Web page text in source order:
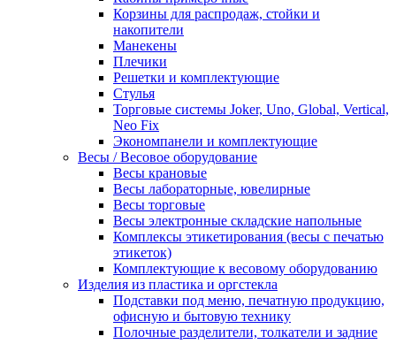
Корзины для распродаж, стойки и
накопители
Манекены
Плечики
Решетки и комплектующие
Стулья
Торговые системы Joker, Uno, Global, Vertical,
Neo Fix
Экономпанели и комплектующие
Весы / Весовое оборудование
Весы крановые
Весы лабораторные, ювелирные
Весы торговые
Весы электронные складские напольные
Комплексы этикетирования (весы с печатью
этикеток)
Комплектующие к весовому оборудованию
Изделия из пластика и оргстекла
Подставки под меню, печатную продукцию,
офисную и бытовую технику
Полочные разделители, толкатели и задние